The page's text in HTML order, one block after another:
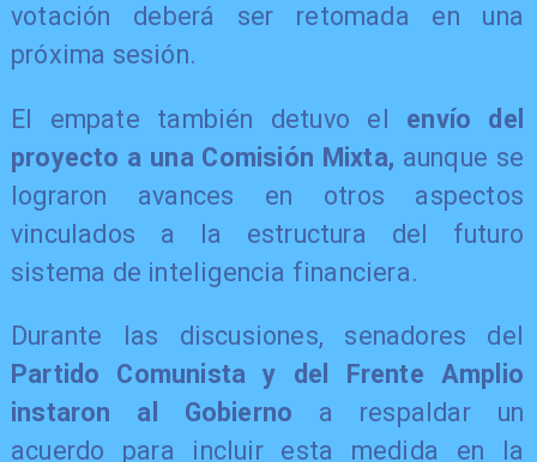
votación deberá ser retomada en una
próxima sesión.
El empate también detuvo el envío del
proyecto a una Comisión Mixta, aunque se
lograron avances en otros aspectos
vinculados a la estructura del futuro
sistema de inteligencia financiera.
Durante las discusiones, senadores del
Partido Comunista y del Frente Amplio
instaron al Gobierno a respaldar un
acuerdo para incluir esta medida en la